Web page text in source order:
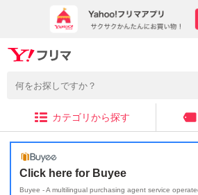
カテゴリから探す
Click here for Buyee
Buyee - A multilingual purchasing agent service